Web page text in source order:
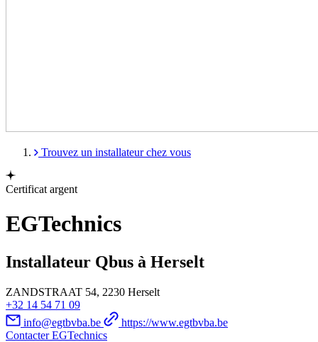
Trouvez un installateur chez vous
Certificat argent
EGTechnics
Installateur Qbus à Herselt
ZANDSTRAAT 54, 2230 Herselt
+32 14 54 71 09
info@egtbvba.be
https://www.egtbvba.be
Contacter EGTechnics